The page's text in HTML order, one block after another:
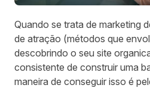
Quando se trata de marketing
de atração (métodos que
descobrindo o seu site
consistente de construir uma
maneira de conseguir isso é